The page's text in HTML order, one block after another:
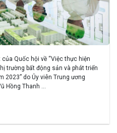
Quốc hội về “Việc thực hiện
trường bất động sản và phát triển
2023” do Ủy viên Trung ương
Hồng Thanh …